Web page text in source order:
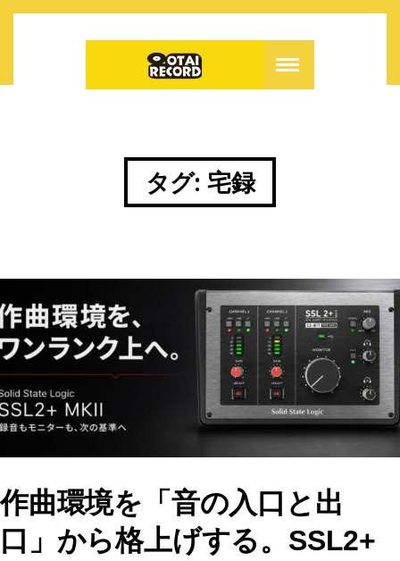
タグ: 宅録
作曲環境を「音の入口と出
口」から格上げする。SSL2+